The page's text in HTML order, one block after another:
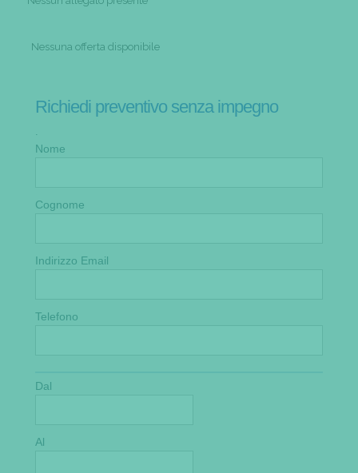
Nessuna offerta disponibile
Richiedi preventivo senza impegno
Nome
Cognome
Indirizzo Email
Telefono
Dal
Al